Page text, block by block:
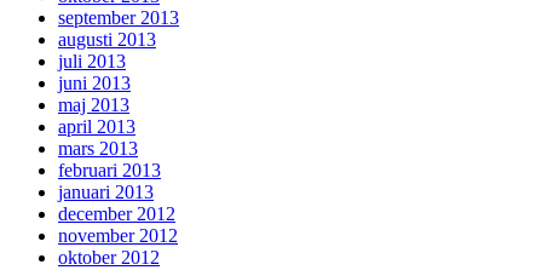
september 2013
augusti 2013
juli 2013
juni 2013
maj 2013
april 2013
mars 2013
februari 2013
januari 2013
december 2012
november 2012
oktober 2012